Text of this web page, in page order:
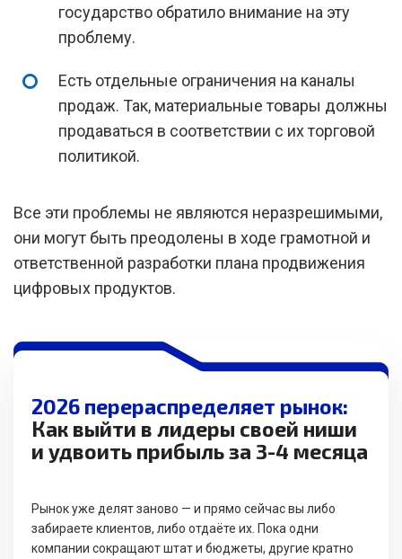
государство обратило внимание на эту
проблему.
Есть отдельные ограничения на каналы
продаж. Так, материальные товары должны
продаваться в соответствии с их торговой
политикой.
Все эти проблемы не являются неразрешимыми,
они могут быть преодолены в ходе грамотной и
ответственной разработки плана продвижения
цифровых продуктов.
2026 перераспределяет рынок:
Как выйти в лидеры своей ниши
и удвоить прибыль за 3-4 месяца
Рынок уже делят заново — и прямо сейчас вы либо
забираете клиентов, либо отдаёте их. Пока одни
компании сокращают штат и бюджеты, другие кратно